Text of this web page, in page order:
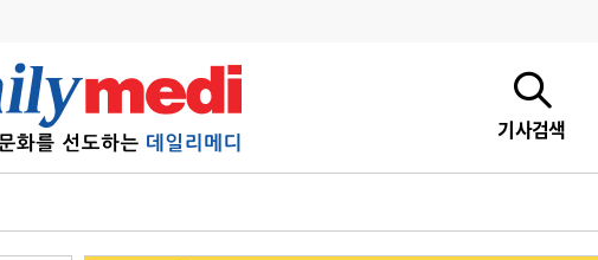
기사검색
6
관리급여 실시